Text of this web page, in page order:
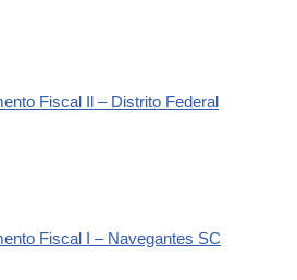
Fiscal Il – Distrito Federal
Fiscal I – Navegantes SC